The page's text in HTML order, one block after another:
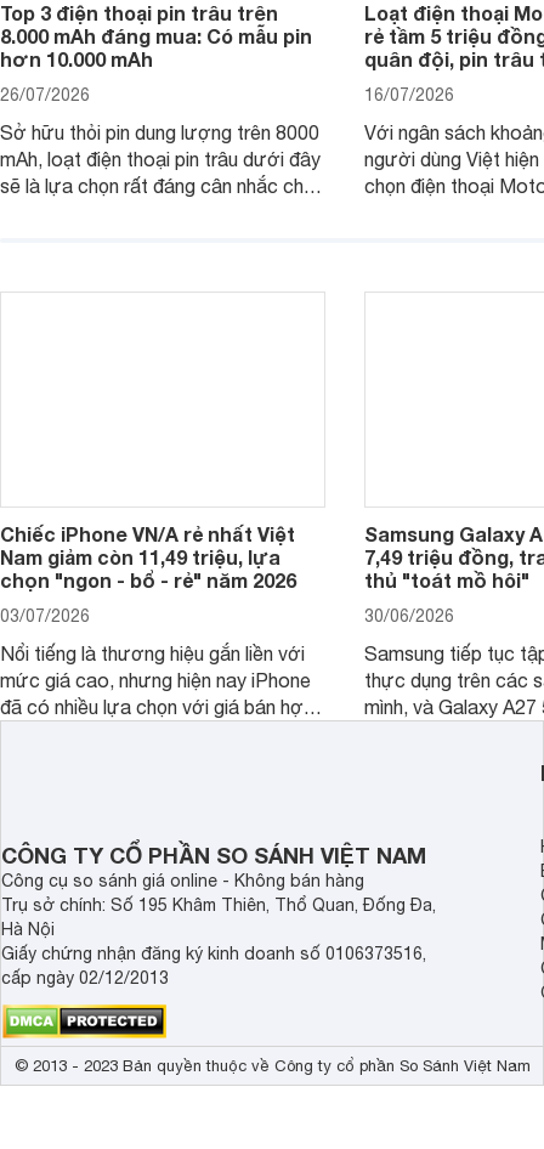
Top 3 điện thoại pin trâu trên
8.000 mAh đáng mua: Có mẫu pin
hơn 10.000 mAh
26/07/2026
Sở hữu thỏi pin dung lượng trên 8000
mAh, loạt điện thoại pin trâu dưới đây
sẽ là lựa chọn rất đáng cân nhắc cho
Loạt điện thoại
rẻ tầm 5 triệu
quân đội, pin trâu
16/07/2026
Với ngân sách
người dùng Việt
chọn điện thoại
Chiếc iPhone VN/A rẻ nhất Việt
Nam giảm còn 11,49 triệu, lựa
chọn "ngon - bổ - rẻ" năm 2026
03/07/2026
Nổi tiếng là thương hiệu gắn liền với
mức giá cao, nhưng hiện nay iPhone
đã có nhiều lựa chọn với giá bán hợp
Samsung Galaxy
7,49 triệu đồng,
thủ "toát mồ hôi"
30/06/2026
Samsung tiếp tục
thực dụng trên các
mình, và Galaxy
tới cho người dùng
lượng với nhiều
CÔNG TY CỔ PHẦN SO SÁNH VIỆT NAM
Công cụ so sánh giá online - Không bán hàng
Trụ sở chính: Số 195 Khâm Thiên, Thổ Quan, Đống Đa,
Hà Nội
Giấy chứng nhận đăng ký kinh doanh số 0106373516,
cấp ngày 02/12/2013
© 2013 - 2023 Bản quyền thuộc về Công ty cổ phần So Sánh Việt Nam